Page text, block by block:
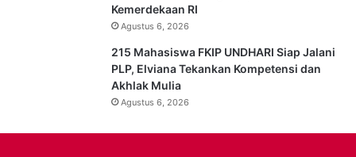
Kemerdekaan RI
Agustus 6, 2026
215 Mahasiswa FKIP UNDHARI Siap Jalani
PLP, Elviana Tekankan Kompetensi dan
Akhlak Mulia
Agustus 6, 2026